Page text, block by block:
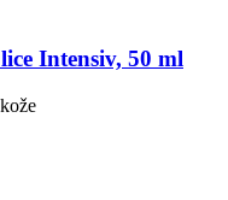
Intensiv, 50 ml